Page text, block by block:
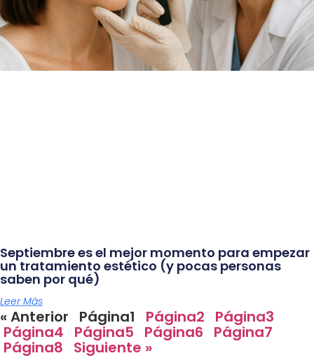
Septiembre es el mejor momento para empezar
un tratamiento estético (y pocas personas
saben por qué)
Leer Más
« Anterior Página1 Página2 Página3
Página4 Página5 Página6 Página7
Página8 Siguiente »